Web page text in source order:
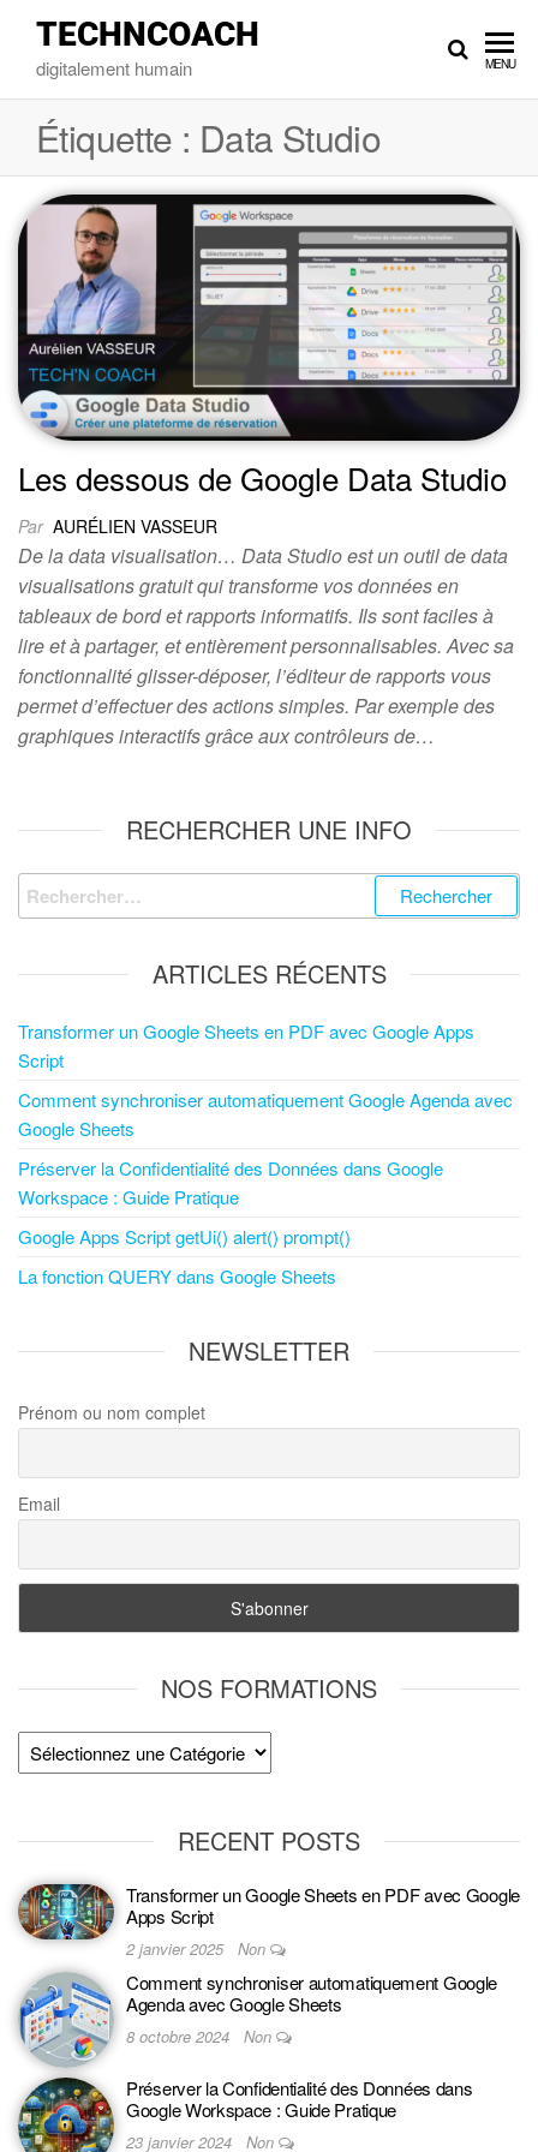
TECHNCOACH
digitalement humain MENU
Étiquette : Data Studio
Les dessous de Google Data Studio
Par AURÉLIEN VASSEUR
De la data visualisation… Data Studio est un outil de data
visualisations gratuit qui transforme vos données en
tableaux de bord et rapports informatifs. Ils sont faciles à
lire et à partager, et entièrement personnalisables. Avec sa
fonctionnalité glisser-déposer, l’éditeur de rapports vous
permet d’effectuer des actions simples. Par exemple des
graphiques interactifs grâce aux contrôleurs de…
RECHERCHER UNE INFO
ARTICLES RÉCENTS
Transformer un Google Sheets en PDF avec Google Apps
Script
Comment synchroniser automatiquement Google Agenda avec
Google Sheets
Préserver la Confidentialité des Données dans Google
Workspace : Guide Pratique
Google Apps Script getUi() alert() prompt()
La fonction QUERY dans Google Sheets
NEWSLETTER
Prénom ou nom complet
Email
NOS FORMATIONS
RECENT POSTS
Transformer un Google Sheets en PDF avec Google
Apps Script
2 janvier 2025 Non
Comment synchroniser automatiquement Google
Agenda avec Google Sheets
8 octobre 2024 Non
Préserver la Confidentialité des Données dans
Google Workspace : Guide Pratique
23 janvier 2024 Non